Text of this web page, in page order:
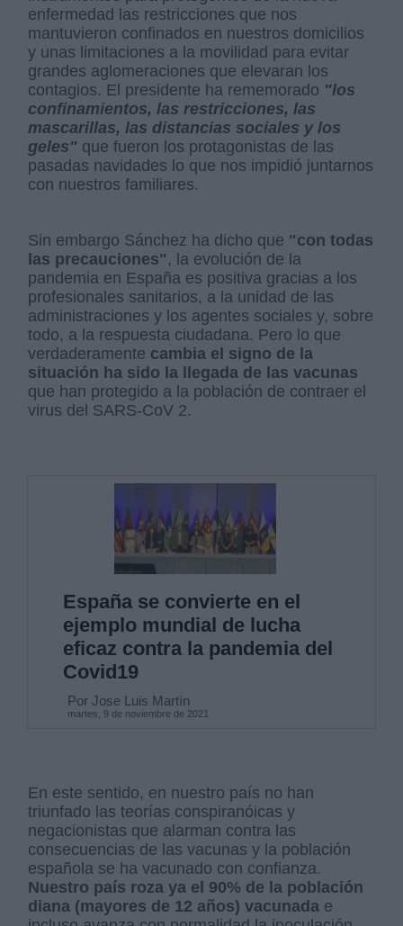
enfermedad las restricciones que nos
mantuvieron confinados en nuestros domicilios
y unas limitaciones a la movilidad para evitar
grandes aglomeraciones que elevaran los
contagios. El presidente ha rememorado "los
confinamientos, las restricciones, las
mascarillas, las distancias sociales y los
geles" que fueron los protagonistas de las
pasadas navidades lo que nos impidió juntarnos
con nuestros familiares.
Sin embargo Sánchez ha dicho que "con todas
las precauciones" , la evolución de la
pandemia en España es positiva gracias a los
profesionales sanitarios, a la unidad de las
administraciones y los agentes sociales y, sobre
todo, a la respuesta ciudadana. Pero lo que
verdaderamente cambia el signo de la
situación ha sido la llegada de las vacunas
que han protegido a la población de contraer el
virus del SARS-CoV 2.
España se convierte en el
ejemplo mundial de lucha
eficaz contra la pandemia del
Covid19
Por Jose Luis Martín
martes, 9 de noviembre de 2021
En este sentido, en nuestro país no han
triunfado las teorías conspiranóicas y
negacionistas que alarman contra las
consecuencias de las vacunas y la población
española se ha vacunado con confianza.
Nuestro país roza ya el 90% de la población
diana (mayores de 12 años) vacunada e